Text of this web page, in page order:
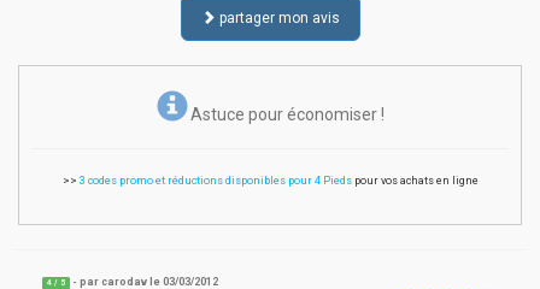
partager mon avis
Astuce pour économiser !
>> 3 codes promo et réductions disponibles pour 4 Piedspour vos achats en ligne
4 / 5 - parcarodav le03/03/2012